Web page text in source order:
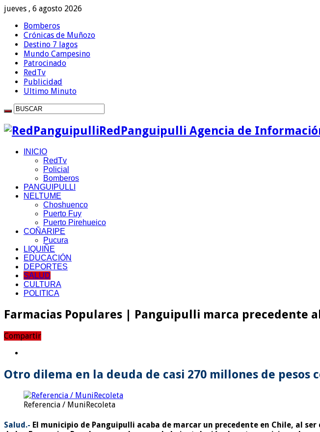
jueves , 6 agosto 2026
Bomberos
Crónicas de Muñozo
Destino 7 lagos
Mundo Campesino
Patrocinado
RedTv
Publicidad
Ultimo Minuto
RedPanguipulli Agencia de
INICIO
RedTv
Policial
Bomberos
PANGUIPULLI
NELTUME
Choshuenco
Puerto Fuy
Puerto Pirehueico
COÑARIPE
Pucura
LIQUIÑE
EDUCACIÓN
DEPORTES
SALUD
CULTURA
POLITICA
Farmacias Populares | Panguipulli marca
Compartir
Otro dilema en la deuda de casi 270 millones de
Referencia / MuniRecoleta
Salud.- El municipio de Panguipulli acaba de marcar un precedente en Chile, al